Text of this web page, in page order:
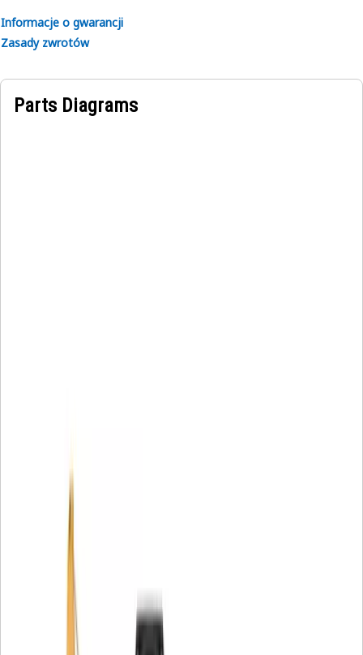
Informacje o gwarancji
Zasady zwrotów
Parts Diagrams